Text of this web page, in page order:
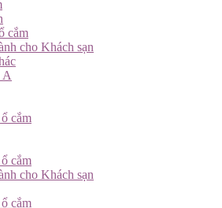
cắm
cho Khách sạn
A
cắm
cắm
cho Khách sạn
cắm